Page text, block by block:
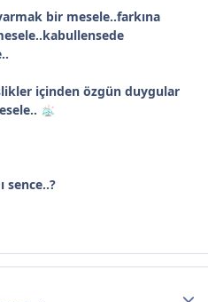
bir mesele..farkına
içinden özgün duygular
sence..?